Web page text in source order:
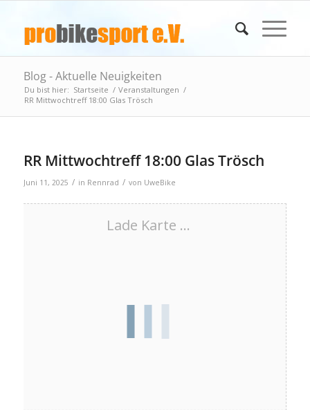
Blog - Aktuelle Neuigkeiten
Du bist hier: Startseite / Veranstaltungen /
RR Mittwochtreff 18:00 Glas Trösch
RR Mittwochtreff 18:00 Glas Trösch
Juni 11, 2025 / in Rennrad / von UweBike
Lade Karte ...